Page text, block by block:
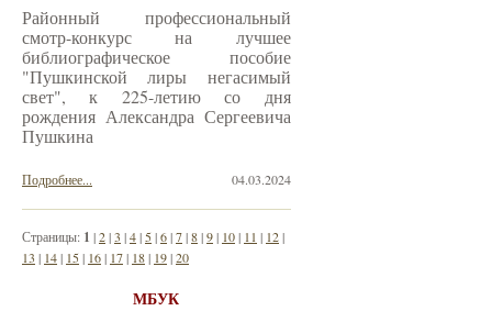
Районный профессиональный
смотр-конкурс на лучшее
библиографическое пособие
"Пушкинской лиры негасимый
свет", к 225-летию со дня
рождения Александра Сергеевича
Пушкина
04.03.2024
Подробнее...
Страницы: 1 |2|3 |4| 5|6|7|8|9| 10| 11 | 12|
13 | 14| 15| 16| 17| 18| 19|20
МБУК